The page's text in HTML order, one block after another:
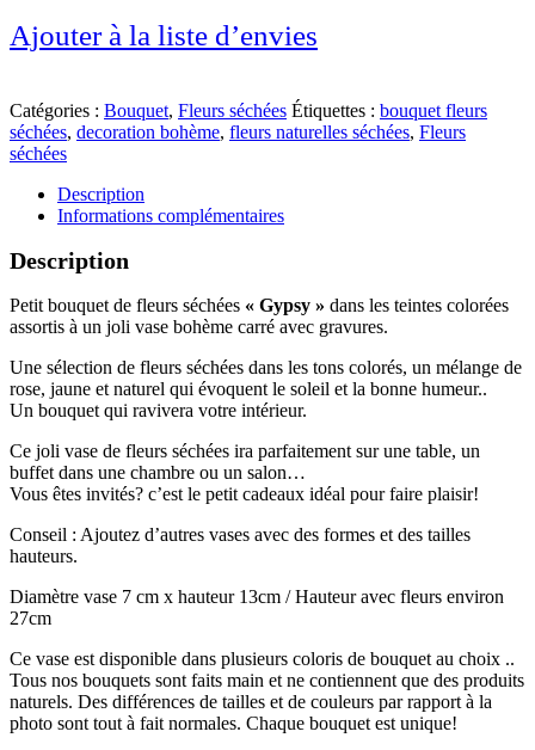
Ajouter à la liste d’envies
Catégories : Bouquet, Fleurs séchées Étiquettes : bouquet fleurs
séchées, decoration bohème, fleurs naturelles séchées, Fleurs
séchées
Description
Informations complémentaires
Description
Petit bouquet de fleurs séchées « Gypsy » dans les teintes colorées
assortis à un joli vase bohème carré avec gravures.
Une sélection de fleurs séchées dans les tons colorés, un mélange de
rose, jaune et naturel qui évoquent le soleil et la bonne humeur..
Un bouquet qui ravivera votre intérieur.
Ce joli vase de fleurs séchées ira parfaitement sur une table, un
buffet dans une chambre ou un salon…
Vous êtes invités? c’est le petit cadeaux idéal pour faire plaisir!
Conseil : Ajoutez d’autres vases avec des formes et des tailles
hauteurs.
Diamètre vase 7 cm x hauteur 13cm / Hauteur avec fleurs environ
27cm
Ce vase est disponible dans plusieurs coloris de bouquet au choix ..
Tous nos bouquets sont faits main et ne contiennent que des produits
naturels. Des différences de tailles et de couleurs par rapport à la
photo sont tout à fait normales. Chaque bouquet est unique!